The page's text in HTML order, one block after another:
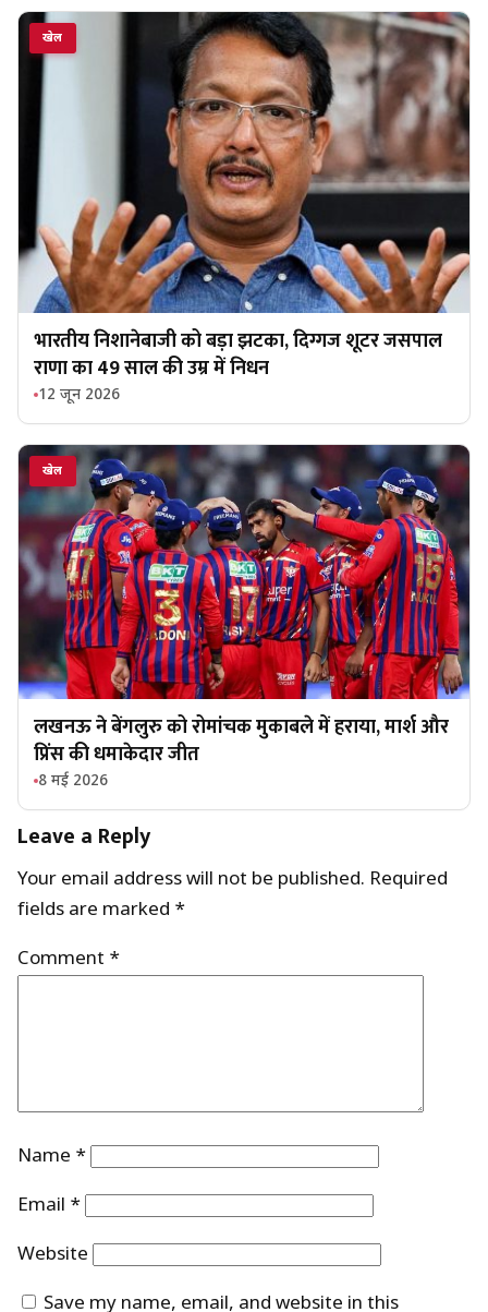
खेल
भारतीय निशानेबाजी को बड़ा झटका, दिग्गज शूटर जसपाल
राणा का 49 साल की उम्र में निधन
12 जून 2026
खेल
लखनऊ ने बेंगलुरु को रोमांचक मुकाबले में हराया, मार्श और
प्रिंस की धमाकेदार जीत
8 मई 2026
Leave a Reply
Your email address will not be published. Required
fields are marked *
Comment *
Name *
Email *
Website
Save my name, email, and website in this